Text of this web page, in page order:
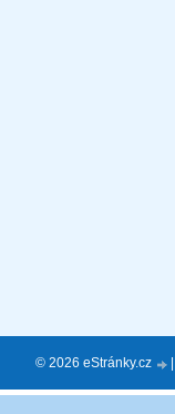
© 2026 eStránky.cz